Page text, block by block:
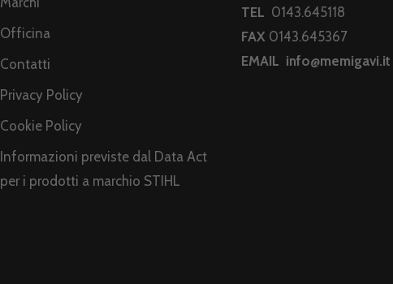
Officina
Contatti
Privacy Policy
Cookie Policy
Informazioni previste dal Data Act
per i prodotti a marchio STIHL
TEL 0143.645118
FAX 0143.645367
EMAIL info@memigavi.it